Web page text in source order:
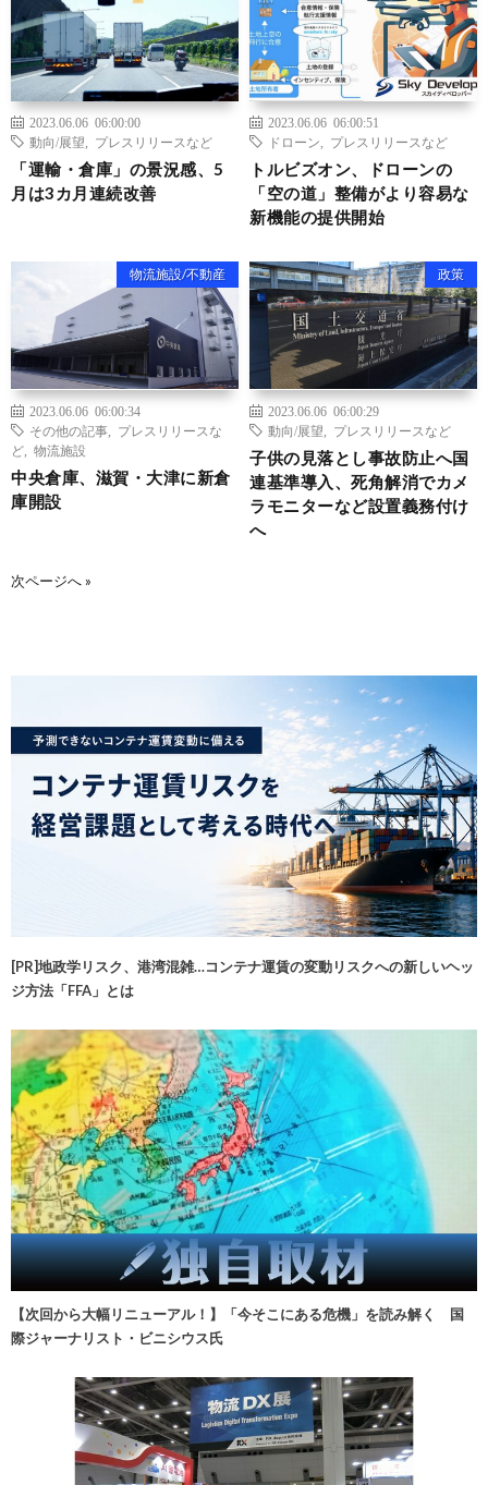
2023.06.06 06:00:00
動向/展望
プレスリリースなど
「運輸・倉庫」の景況感、5
月は3カ月連続改善
2023.06.06 06:00:51
ドローン
プレスリリースなど
トルビズオン、ドローンの
「空の道」整備がより容易な
新機能の提供開始
物流施設/不動産
2023.06.06 06:00:34
その他の記事
プレスリリースな
ど
物流施設
中央倉庫、滋賀・大津に新倉
庫開設
政策
2023.06.06 06:00:29
動向/展望
プレスリリースなど
子供の見落とし事故防止へ国
連基準導入、死角解消でカメ
ラモニターなど設置義務付け
へ
次ページへ »
[PR]地政学リスク、港湾混雑…コンテナ運賃の変動リスクへの新しいヘッ
ジ方法「FFA」とは
【次回から大幅リニューアル！】「今そこにある危機」を読み解く 国
際ジャーナリスト・ビニシウス氏